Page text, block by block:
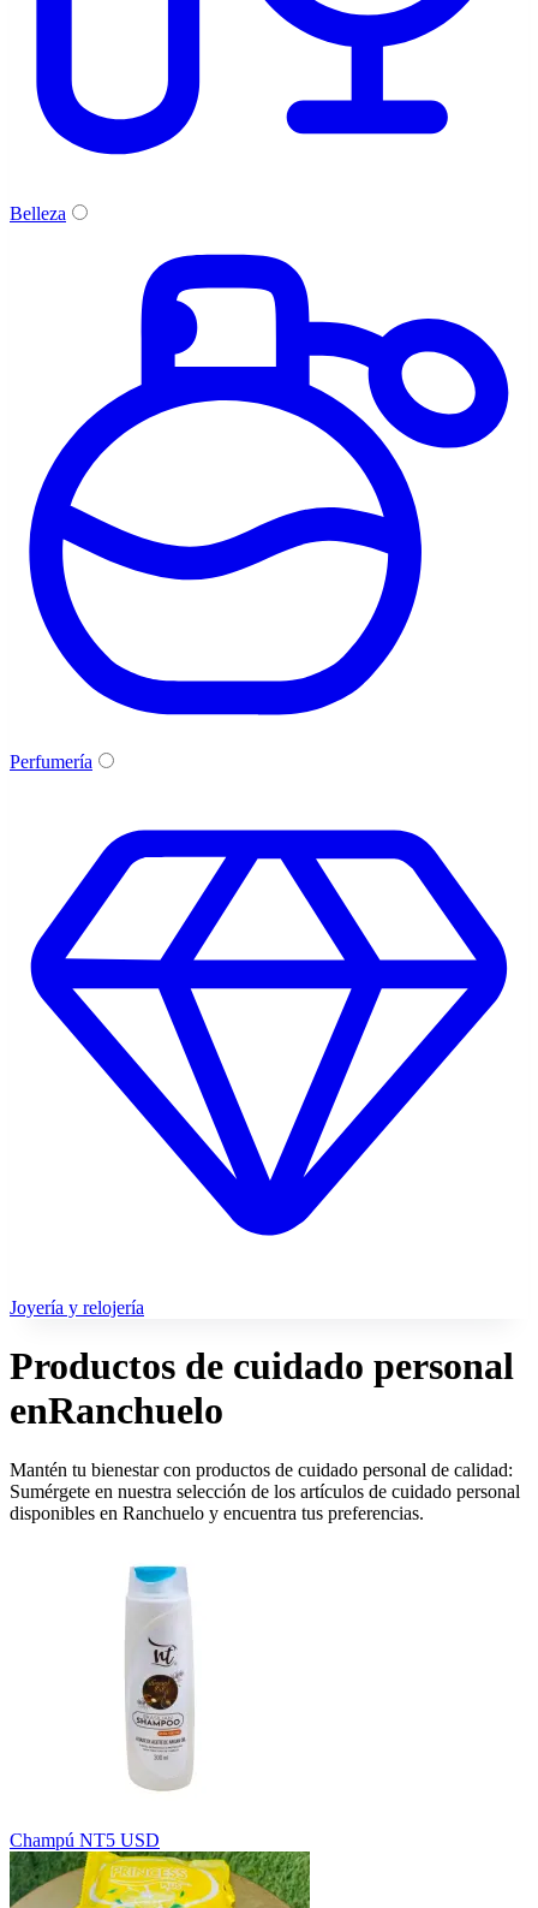
Belleza
Perfumería
Joyería y relojería
Productos de cuidado personal
enRanchuelo
Mantén tu bienestar con productos de cuidado personal de calidad:
Sumérgete en nuestra selección de los artículos de cuidado personal
disponibles en Ranchuelo y encuentra tus preferencias.
Champú NT5 USD